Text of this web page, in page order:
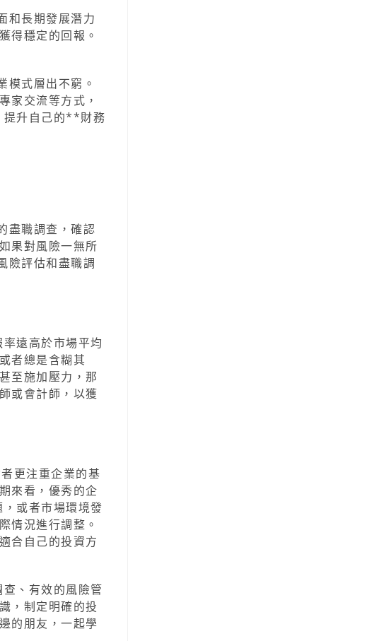
長期發展潛力
得穩定的回報。
式層出不窮。
家交流等方式，
提升自己的**財務
盡職調查，確認
果對風險一無所
評估和盡職調
遠高於市場平均
者總是含糊其
至施加壓力，那
或會計師，以獲
更注重企業的基
來看，優秀的企
或者市場環境發
情況進行調整。
合自己的投資方
、有效的風險管
，制定明確的投
的朋友，一起學